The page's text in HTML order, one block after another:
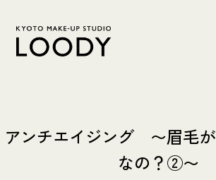
アンチエイジング 〜眉毛
なの？②〜